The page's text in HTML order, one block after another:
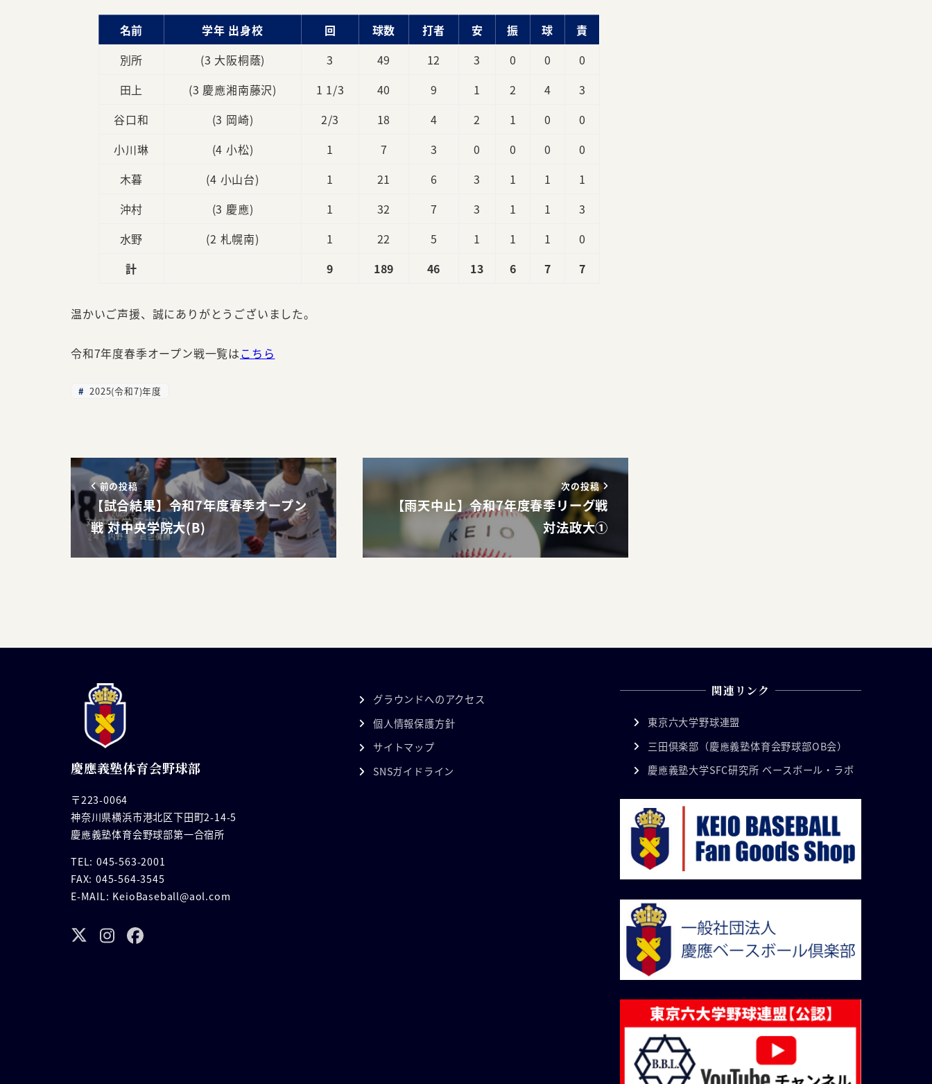
名前 学年 出身校 回 球数 打者 安 振 球
責
別所
(3 大阪桐蔭) 3 49 12 3 0 0
0
田上
(3 慶應湘南藤沢) 1 1/3 40 9 1 2 4
3
谷口和
(3 岡崎) 2/3 18 4 2 1 0
0
小川琳
(4 小松) 1 7 3 0 0 0
0
木暮
(4 小山台) 1 21 6 3 1 1
1
沖村
(3 慶應) 1 32 7 3 1 1
3
水野
(2 札幌南) 1 22 5 1 1 1
0
計
9 189 46 13 6 7 7
温かいご声援、誠にありがとうございました。
令和7年度春季オープン戦一覧はこちら
2025(令和7)年度
前の投稿
【試合結果】令和7年度春季オープン
戦 対中央学院大(B)
次の投稿
【雨天中止】令和7年度春季リーグ戦
対法政大①
慶應義塾体育会野球部
〒223-0064
神奈川県横浜市港北区下田町2-14-5
慶應義塾体育会野球部第一合宿所
TEL: 045-563-2001
FAX: 045-564-3545
E-MAIL: KeioBaseball@aol.com
グラウンドへのアクセス
個人情報保護方針
サイトマップ
SNSガイドライン
関連リンク
東京六大学野球連盟
三田倶楽部（慶應義塾体育会野球部OB会）
慶應義塾大学SFC研究所 ベースボール・ラボ